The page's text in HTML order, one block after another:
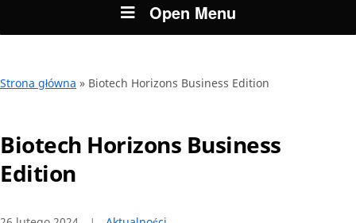
Open Menu
Strona główna » Biotech Horizons Business Edition
Biotech Horizons Business
Edition